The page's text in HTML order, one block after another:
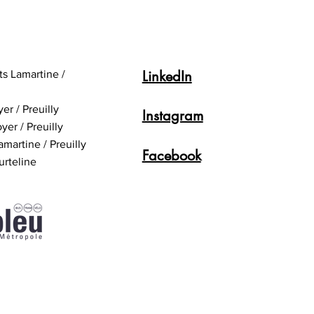
Lamartine /
/ Preuilly
/ Preuilly
/ Preuilly
LinkedIn
Instagram
Facebook